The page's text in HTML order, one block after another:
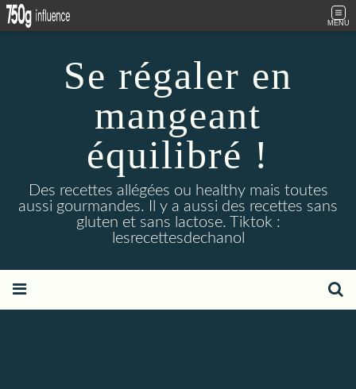
MENU
Se régaler en
mangeant
équilibré !
Des recettes allégées ou healthy mais toutes
aussi gourmandes. Il y a aussi des recettes sans
gluten et sans lactose. Tiktok :
lesrecettesdechanol